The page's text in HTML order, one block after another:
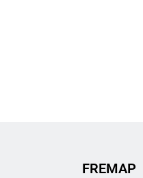
FREMAP